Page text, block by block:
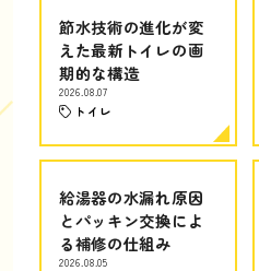
節水技術の進化が変
えた最新トイレの画
期的な構造
2026.08.07
トイレ
給湯器の水漏れ原因
とパッキン交換によ
る補修の仕組み
2026.08.05